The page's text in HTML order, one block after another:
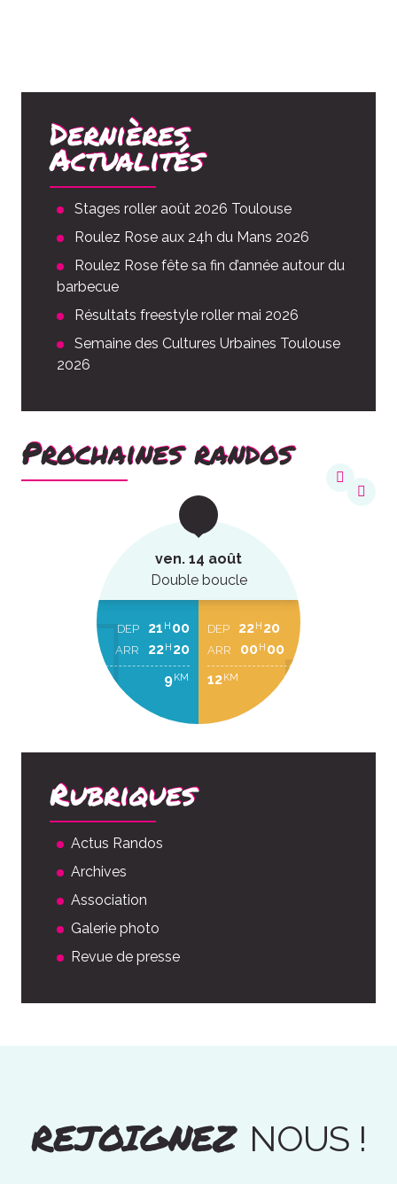
Dernières
Actualités
Stages roller août 2026 Toulouse
Roulez Rose aux 24h du Mans 2026
Roulez Rose fête sa fin d’année autour du
barbecue
Résultats freestyle roller mai 2026
Semaine des Cultures Urbaines Toulouse
2026
Prochaines randos
ven. 14 août
Double boucle
DEP 21 H 00
ARR 22 H 20
9 KM
DEP 22 H 20
ARR 00 H 00
12 KM
Rubriques
Actus Randos
Archives
Association
Galerie photo
Revue de presse
REJOIGNEZ NOUS !